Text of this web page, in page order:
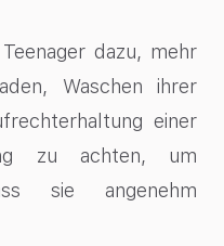
dazu, mehr
Waschen ihrer
einer
zu achten, um
sie angenehm